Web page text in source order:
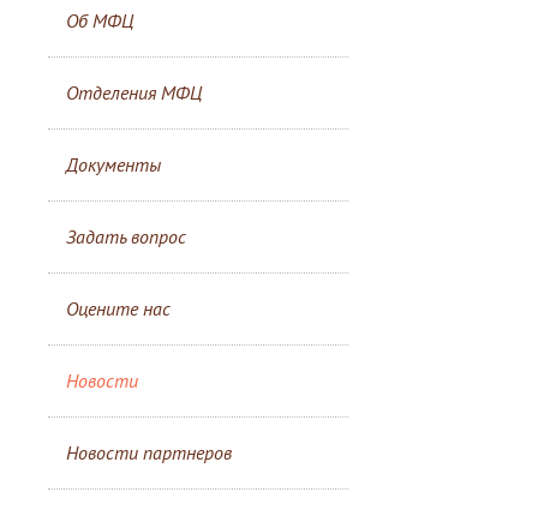
Об МФЦ
Отделения МФЦ
Документы
Задать вопрос
Оцените нас
Новости
Новости партнеров